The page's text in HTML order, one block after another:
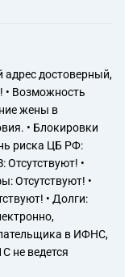
адрес достоверный,
• Возможность
жены в
• Блокировки
риска ЦБ РФ:
•
Отсутствуют! •
• Долги:
в ИФНС,
не ведется